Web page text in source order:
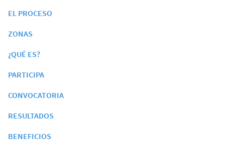
EL PROCESO
ZONAS
¿QUÉ ES?
PARTICIPA
CONVOCATORIA
RESULTADOS
BENEFICIOS